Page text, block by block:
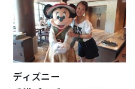
ディズニー